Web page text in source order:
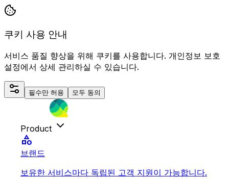
쿠키 사용 안내
서비스 품질 향상을 위해 쿠키를 사용합니다. 개인정보 보호
설정에서 상세 관리하실 수 있습니다.
필수만 허용 모두 동의
Product
category
브랜드
보유한 서비스마다 독립된 고객 지원이 가능합니다.